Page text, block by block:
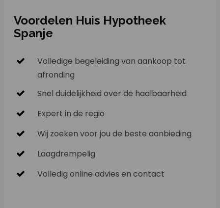
Voordelen Huis Hypotheek
Spanje
Volledige begeleiding van aankoop tot
afronding
Snel duidelijkheid over de haalbaarheid
Expert in de regio
Wij zoeken voor jou de beste aanbieding
Laagdrempelig
Volledig online advies en contact